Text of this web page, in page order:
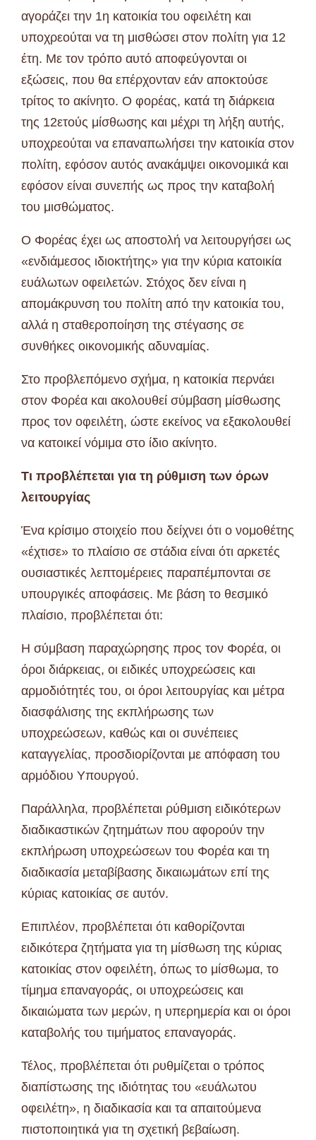
αγοράζει την 1η κατοικία του οφειλέτη και
υποχρεούται να τη μισθώσει στον πολίτη για 12
έτη. Με τον τρόπο αυτό αποφεύγονται οι
εξώσεις, που θα επέρχονταν εάν αποκτούσε
τρίτος το ακίνητο. Ο φορέας, κατά τη διάρκεια
της 12ετούς μίσθωσης και μέχρι τη λήξη αυτής,
υποχρεούται να επαναπωλήσει την κατοικία στον
πολίτη, εφόσον αυτός ανακάμψει οικονομικά και
εφόσον είναι συνεπής ως προς την καταβολή
του μισθώματος.
Ο Φορέας έχει ως αποστολή να λειτουργήσει ως
«ενδιάμεσος ιδιοκτήτης» για την κύρια κατοικία
ευάλωτων οφειλετών. Στόχος δεν είναι η
απομάκρυνση του πολίτη από την κατοικία του,
αλλά η σταθεροποίηση της στέγασης σε
συνθήκες οικονομικής αδυναμίας.
Στο προβλεπόμενο σχήμα, η κατοικία περνάει
στον Φορέα και ακολουθεί σύμβαση μίσθωσης
προς τον οφειλέτη, ώστε εκείνος να εξακολουθεί
να κατοικεί νόμιμα στο ίδιο ακίνητο.
Τι προβλέπεται για τη ρύθμιση των όρων
λειτουργίας
Ένα κρίσιμο στοιχείο που δείχνει ότι ο νομοθέτης
«έχτισε» το πλαίσιο σε στάδια είναι ότι αρκετές
ουσιαστικές λεπτομέρειες παραπέμπονται σε
υπουργικές αποφάσεις. Με βάση το θεσμικό
πλαίσιο, προβλέπεται ότι:
Η σύμβαση παραχώρησης προς τον Φορέα, οι
όροι διάρκειας, οι ειδικές υποχρεώσεις και
αρμοδιότητές του, οι όροι λειτουργίας και μέτρα
διασφάλισης της εκπλήρωσης των
υποχρεώσεων, καθώς και οι συνέπειες
καταγγελίας, προσδιορίζονται με απόφαση του
αρμόδιου Υπουργού.
Παράλληλα, προβλέπεται ρύθμιση ειδικότερων
διαδικαστικών ζητημάτων που αφορούν την
εκπλήρωση υποχρεώσεων του Φορέα και τη
διαδικασία μεταβίβασης δικαιωμάτων επί της
κύριας κατοικίας σε αυτόν.
Επιπλέον, προβλέπεται ότι καθορίζονται
ειδικότερα ζητήματα για τη μίσθωση της κύριας
κατοικίας στον οφειλέτη, όπως το μίσθωμα, το
τίμημα επαναγοράς, οι υποχρεώσεις και
δικαιώματα των μερών, η υπερημερία και οι όροι
καταβολής του τιμήματος επαναγοράς.
Τέλος, προβλέπεται ότι ρυθμίζεται ο τρόπος
διαπίστωσης της ιδιότητας του «ευάλωτου
οφειλέτη», η διαδικασία και τα απαιτούμενα
πιστοποιητικά για τη σχετική βεβαίωση.